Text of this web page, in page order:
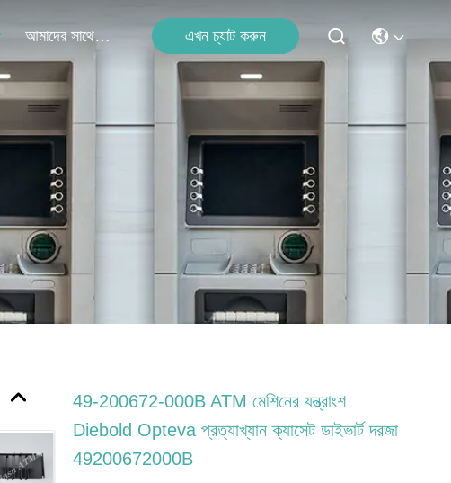
আমাদের সাথে যোগাযোগ এখন চ্যাট করুন
49-200672-000B ATM মেশিনের যন্ত্রাংশ
Diebold Opteva প্রত্যাখ্যান ক্যাসেট ডাইভার্ট দরজা
49200672000B